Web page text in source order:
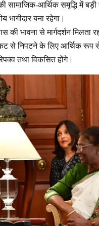
सामाजिक-आर्थिक समृद्धि में
भागीदार बना रहेगा।
भावना से मार्गदर्शन मिलता
से निपटने के लिए आर्थिक
तथा विकसित होंगे।